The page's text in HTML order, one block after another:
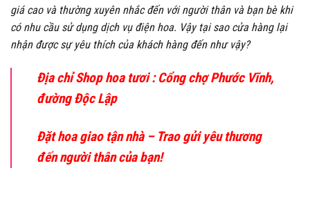
giá cao và thường xuyên nhắc đến với người thân và bạn bè khi
có nhu cầu sử dụng dịch vụ điện hoa. Vậy tại sao cửa hàng lại
nhận được sự yêu thích của khách hàng đến như vậy?
Địa chỉ Shop hoa tươi : Cổng chợ Phước Vĩnh,
đường Độc Lập
Đặt hoa giao tận nhà – Trao gửi yêu thương
đến người thân của bạn!